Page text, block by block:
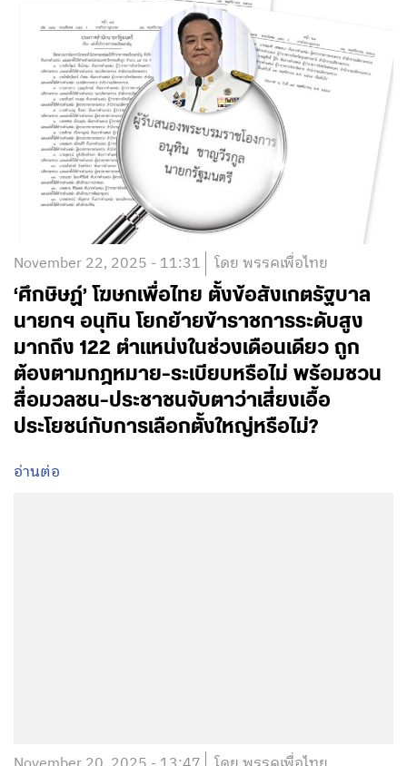
November 22, 2025 - 11:31 โดย พรรคเพื่อไทย
‘ศึกษิษฏ์’ โฆษกเพื่อไทย ตั้งข้อสังเกตรัฐบาล
นายกฯ อนุทิน โยกย้ายข้าราชการระดับสูง
มากถึง 122 ตำแหน่งในช่วงเดือนเดียว ถูก
ต้องตามกฎหมาย-ระเบียบหรือไม่ พร้อมชวน
สื่อมวลชน-ประชาชนจับตาว่าเสี่ยงเอื้อ
ประโยชน์กับการเลือกตั้งใหญ่หรือไม่?
อ่านต่อ